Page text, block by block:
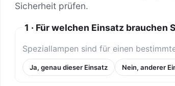
Sicherheit prüfen.
1 · Für welchen Einsatz
Speziallampen sind für einen
Ja, genau dieser Einsatz Nein, anderer